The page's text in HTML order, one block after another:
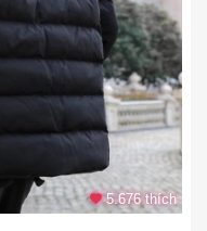
5.676 thích